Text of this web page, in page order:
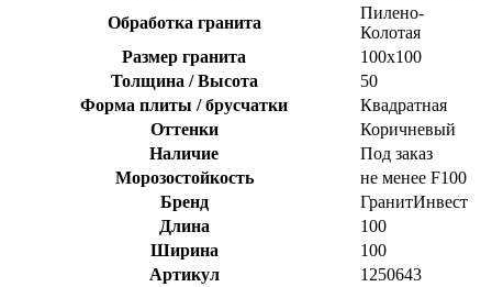
Обработка гранита
Пилено-
Колотая
Размер гранита
100х100
Толщина / Высота
50
Форма плиты / брусчатки
Квадратная
Оттенки
Коричневый
Наличие
Под заказ
Морозостойкость
не менее F100
Бренд
ГранитИнвест
Длина
100
Ширина
100
Артикул
1250643